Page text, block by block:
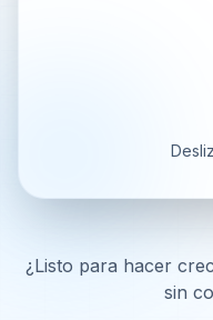
¿Listo para hacer
sin